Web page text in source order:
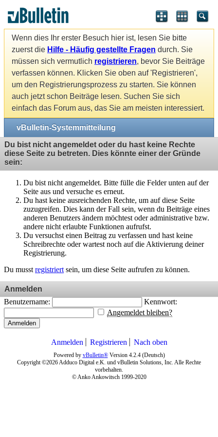
Wenn dies Ihr erster Besuch hier ist, lesen Sie bitte
zuerst die Hilfe - Häufig gestellte Fragen durch. Sie
müssen sich vermutlich registrieren, bevor Sie Beiträge
verfassen können. Klicken Sie oben auf 'Registrieren',
um den Registrierungsprozess zu starten. Sie können
auch jetzt schon Beiträge lesen. Suchen Sie sich
einfach das Forum aus, das Sie am meisten interessiert.
vBulletin-Systemmitteilung
Du bist nicht angemeldet oder du hast keine Rechte
diese Seite zu betreten. Dies könnte einer der Gründe
sein:
Du bist nicht angemeldet. Bitte fülle die Felder unten auf der
Seite aus und versuche es erneut.
Du hast keine ausreichenden Rechte, um auf diese Seite
zuzugreifen. Dies kann der Fall sein, wenn du Beiträge eines
anderen Benutzers ändern möchtest oder administrative bzw.
andere nicht erlaubte Funktionen aufrufst.
Du versuchst einen Beitrag zu verfassen und hast keine
Schreibrechte oder wartest noch auf die Aktivierung deiner
Registrierung.
Du musst registriert sein, um diese Seite aufrufen zu können.
Anmelden
Benutzername:
Kennwort:
Angemeldet bleiben?
Anmelden
Anmelden Registrieren Nach oben
Powered by vBulletin®Version 4.2.4 (Deutsch)
Copyright ©2026 Adduco Digital e.K. und vBulletin Solutions, Inc. Alle Rechte
vorbehalten.
© Anko Ankowitsch 1999-2020